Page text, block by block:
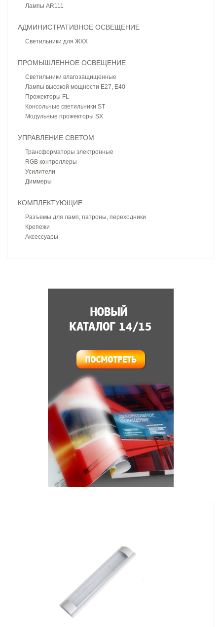
Лампы AR111
АДМИНИСТРАТИВНОЕ ОСВЕЩЕНИЕ
Светильники для ЖКХ
ПРОМЫШЛЕННОЕ ОСВЕЩЕНИЕ
Светильники влагозащищенные
Лампы высокой мощности E27, E40
Прожекторы FL
Консольные светильники ST
Модульные прожекторы SX
УПРАВЛЕНИЕ СВЕТОМ
Трансформаторы электронные
RGB контроллеры
Усилители
Диммеры
КОМПЛЕКТУЮЩИЕ
Разъемы для ламп, патроны, переходники
Крепежи
Аксессуары